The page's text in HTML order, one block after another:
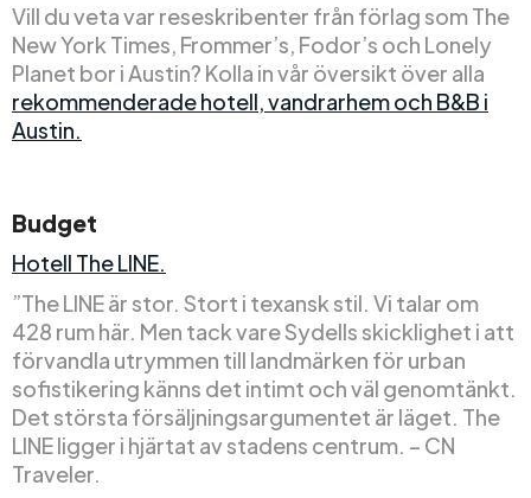
Vill du veta var reseskribenter från förlag som The
New York Times, Frommer’s, Fodor’s och Lonely
Planet bor i Austin? Kolla in vår översikt över alla
rekommenderade hotell, vandrarhem och B&B i
Austin.
Budget
Hotell The LINE.
”The LINE är stor. Stort i texansk stil. Vi talar om
428 rum här. Men tack vare Sydells skicklighet i att
förvandla utrymmen till landmärken för urban
sofistikering känns det intimt och väl genomtänkt.
Det största försäljningsargumentet är läget. The
LINE ligger i hjärtat av stadens centrum. – CN
Traveler.